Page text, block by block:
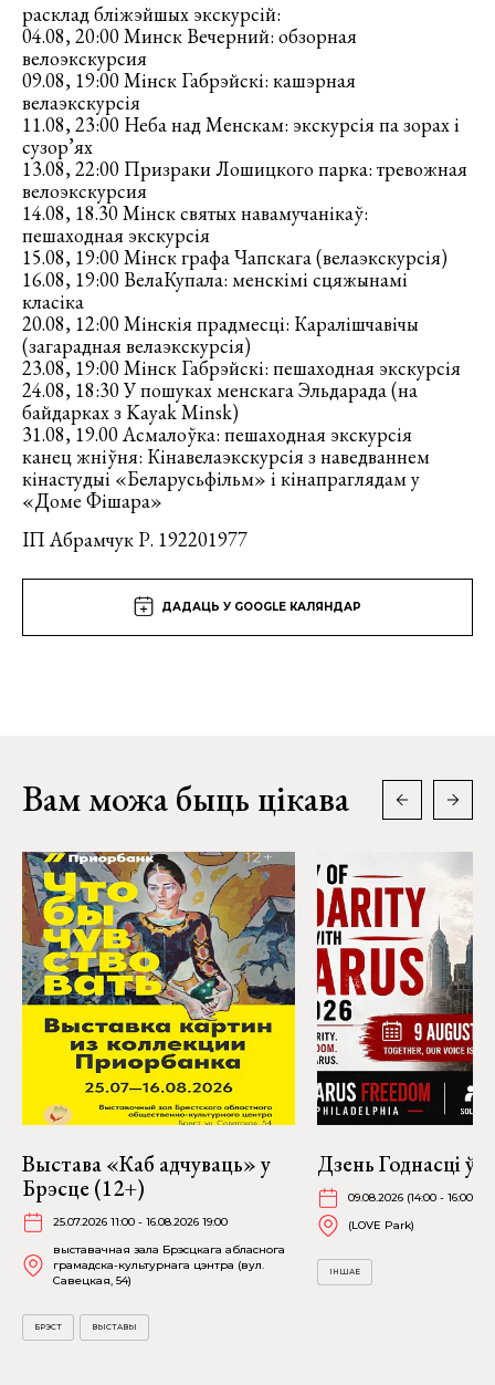
расклад бліжэйшых экскурсій:
04.08, 20:00 Минск Вечерний: обзорная
велоэкскурсия
09.08, 19:00 Мінск Габрэйскі: кашэрная
велаэкскурсія
11.08, 23:00 Неба над Менскам: экскурсія па зорах і
сузор’ях
13.08, 22:00 Призраки Лошицкого парка: тревожная
велоэкскурсия
14.08, 18.30 Мінск святых навамучанікаў:
пешаходная экскурсія
15.08, 19:00 Мінск графа Чапскага (велаэкскурсія)
16.08, 19:00 ВелаКупала: менскімі сцяжынамі
класіка
20.08, 12:00 Мінскія прадмесці: Каралішчавічы
(загарадная велаэкскурсія)
23.08, 19:00 Мінск Габрэйскі: пешаходная экскурсія
24.08, 18:30 У пошуках менскага Эльдарада (на
байдарках з Kayak Minsk)
31.08, 19.00 Асмалоўка: пешаходная экскурсія
канец жніўня: Кінавелаэкскурсія з наведваннем
кінастудыі «Беларусьфільм» і кінапраглядам у
«Доме Фішара»
ІП Абрамчук Р. 192201977
ДАДАЦЬ У GOOGLE КАЛЯНДАР
Вам можа быць цікава
Выстава «Каб адчуваць» у
Брэсце (12+)
25.07.2026 11:00 - 16.08.2026 19:00
выставачная зала Брэсцкага абласнога
грамадска-культурнага цэнтра (вул.
Савецкая, 54)
БРЭСТ ВЫСТАВЫ
Дзень Годнасці ў
09.08.2026 (14:00 - 16:00)
(LOVE Park)
ІНШАЕ